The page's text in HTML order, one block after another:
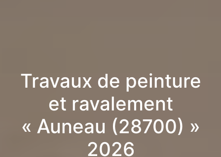
Travaux de peinture
et ravalement
« Auneau (28700) »
2026